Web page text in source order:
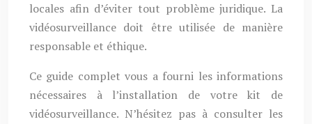
locales afin d’éviter tout problème juridique. La
vidéosurveillance doit être utilisée de manière
responsable et éthique.
Ce guide complet vous a fourni les informations
nécessaires à l’installation de votre kit de
vidéosurveillance. N’hésitez pas à consulter les